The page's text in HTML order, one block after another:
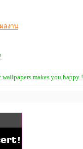
ลงาน
makes you happy !